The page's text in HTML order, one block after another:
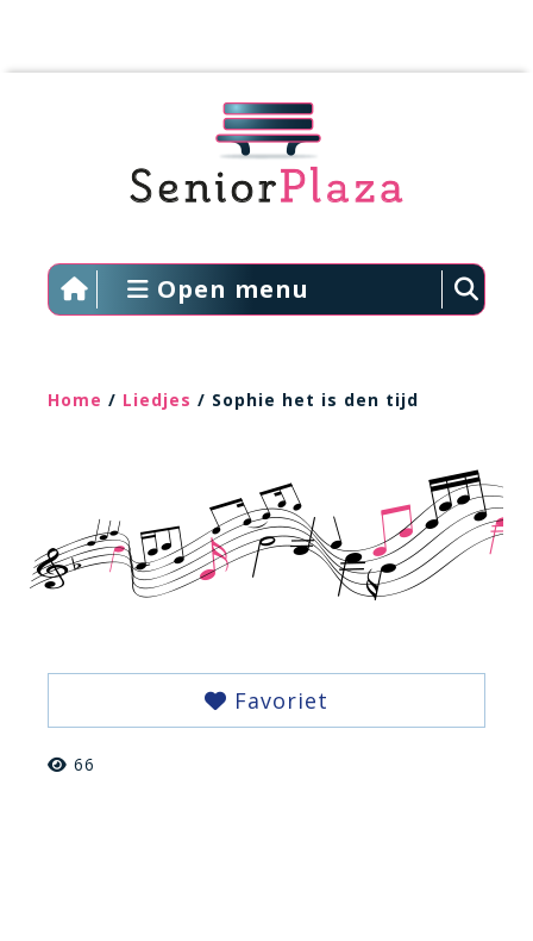
Open menu
Home / Liedjes / Sophie het is den tijd
Favoriet
66